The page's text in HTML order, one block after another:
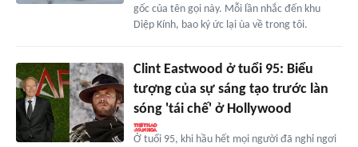
gốc của tên gọi này. Mỗi lần nhắc đến khu
Diệp Kính, bao ký ức lại ùa về trong tôi.
Clint Eastwood ở tuổi 95: Biểu
tượng của sự sáng tạo trước làn
sóng 'tái chế' ở Hollywood
Ở tuổi 95, khi hầu hết mọi người đã nghỉ ngơi